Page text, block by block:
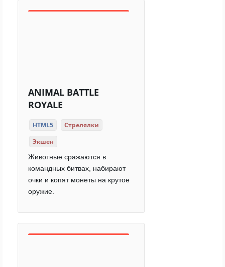
ANIMAL BATTLE
ROYALE
HTML5
Стрелялки
Экшен
Животные сражаются в
командных битвах, набирают
очки и копят монеты на крутое
оружие.